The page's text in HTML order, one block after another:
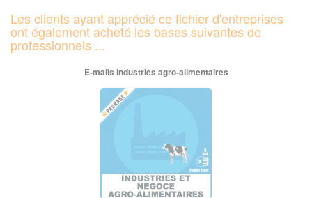
Les clients ayant apprécié ce fichier d'entreprises
ont également acheté les bases suivantes de
professionnels ...
E-mails industries agro-alimentaires